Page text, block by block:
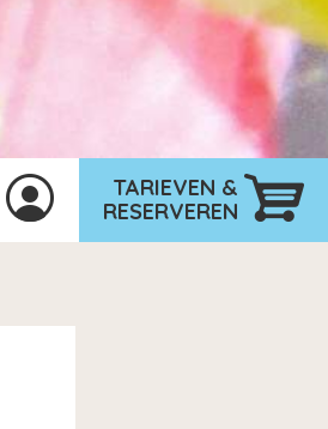
TARIEVEN &
RESERVEREN